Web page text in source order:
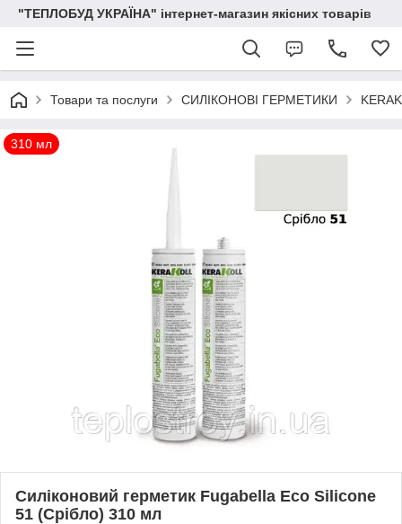
"ТЕПЛОБУД УКРАЇНА" інтернет-магазин якісних товарів
Товари та послуги СИЛІКОНОВІ ГЕРМЕТИКИ
310 мл
Силіконовий герметик Fugabella Eco Silicone
51 (Срібло) 310 мл